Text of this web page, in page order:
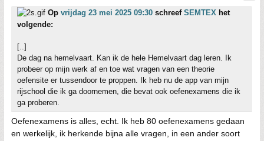
Op vrijdag 23 mei 2025 09:30 schreef SEMTEX het
volgende:
[..]
De dag na hemelvaart. Kan ik de hele Hemelvaart dag leren. Ik
probeer op mijn werk af en toe wat vragen van een theorie
oefensite er tussendoor te proppen. Ik heb nu de app van mijn
rijschool die ik ga doornemen, die bevat ook oefenexamens die ik
ga proberen.
Oefenexamens is alles, echt. Ik heb 80 oefenexamens gedaan
en werkelijk, ik herkende bijna alle vragen, in een ander soort